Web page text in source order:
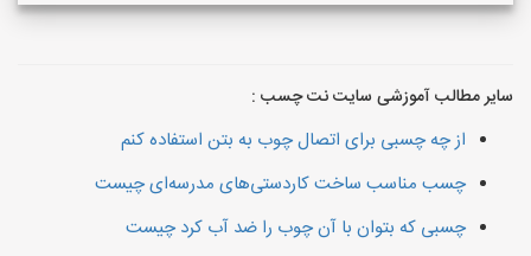
سایر مطالب آموزشی سایت نت چسب :
از چه چسبی برای اتصال چوب به بتن استفاده کنم
چسب مناسب ساخت کاردستی‌های مدرسه‌ای چیست
چسبی که بتوان با آن چوب را ضد آب کرد چیست